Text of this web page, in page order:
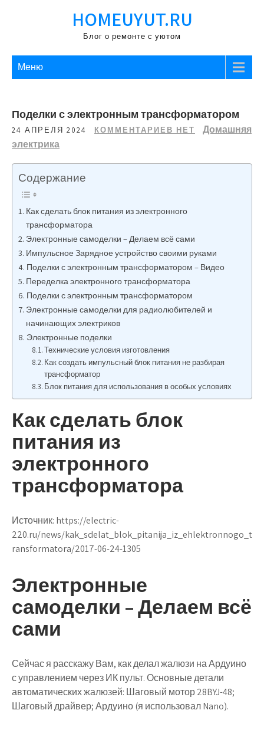
HOMEUYUT.RU
Блог о ремонте с уютом
Меню
Поделки с электронным трансформатором
24 АПРЕЛЯ 2024 КОММЕНТАРИЕВ НЕТ
Домашняя
электрика
Содержание
Как сделать блок питания из электронного
трансформатора
Электронные самоделки – Делаем всё сами
Импульсное Зарядное устройство своими руками
Поделки с электронным трансформатором – Видео
Переделка электронного трансформатора
Поделки с электронным трансформатором
Электронные самоделки для радиолюбителей и
начинающих электриков
Электронные поделки
Технические условия изготовления
Как создать импульсный блок питания не разбирая
трансформатор
Блок питания для использования в особых условиях
Как сделать блок
питания из
электронного
трансформатора
Источник: https://electric-
220.ru/news/kak_sdelat_blok_pitanija_iz_ehlektronnogo_t
ransformatora/2017-06-24-1305
Электронные
самоделки – Делаем всё
сами
Сейчас я расскажу Вам, как делал жалюзи на Ардуино
с управлением через ИК пульт. Основные детали
автоматических жалюзей: Шаговый мотор 28BYJ-48;
Шаговый драйвер; Ардуино (я использовал Nano).